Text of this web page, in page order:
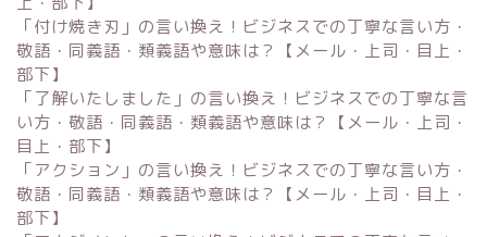
「付け焼き刃」の言い換え！ビジネスでの丁寧な言い方・
敬語・同義語・類義語や意味は？【メール・上司・目上・
部下】
「了解いたしました」の言い換え！ビジネスでの丁寧な言
い方・敬語・同義語・類義語や意味は？【メール・上司・
目上・部下】
「アクション」の言い換え！ビジネスでの丁寧な言い方・
敬語・同義語・類義語や意味は？【メール・上司・目上・
部下】
Excel
単位変換・換算
科学・計算関連